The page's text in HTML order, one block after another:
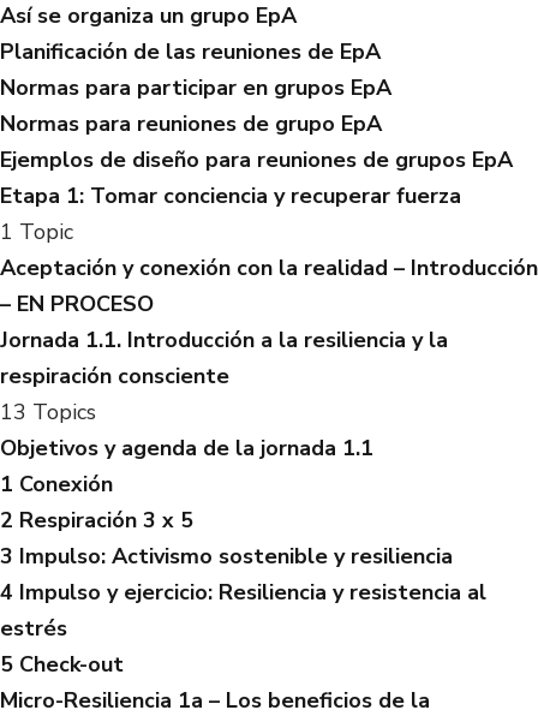
Así se organiza un grupo EpA
Planificación de las reuniones de EpA
Normas para participar en grupos EpA
Normas para reuniones de grupo EpA
Ejemplos de diseño para reuniones de grupos EpA
Etapa 1: Tomar conciencia y recuperar fuerza
1 Topic
Aceptación y conexión con la realidad – Introducción
– EN PROCESO
Jornada 1.1. Introducción a la resiliencia y la
respiración consciente
13 Topics
Objetivos y agenda de la jornada 1.1
1 Conexión
2 Respiración 3 x 5
3 Impulso: Activismo sostenible y resiliencia
4 Impulso y ejercicio: Resiliencia y resistencia al
estrés
5 Check-out
Micro-Resiliencia 1a – Los beneficios de la